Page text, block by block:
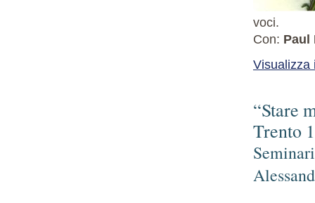
voci.
Con: Paul
Visualizza
“Stare
Trento